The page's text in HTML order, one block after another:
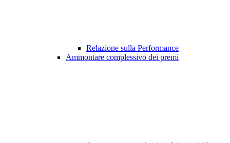
Relazione sulla Performance
Ammontare complessivo dei premi